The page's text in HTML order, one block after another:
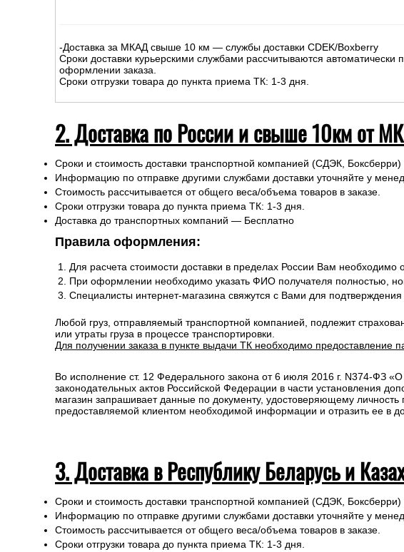
-Доставка за МКАД свыше 10 км — службы доставки CDEK/Boxberry
Сроки доставки курьерскими службами рассчитываются автоматически
оформлении заказа.
Сроки отгрузки товара до пункта приема ТК: 1-3 дня.
2. Доставка по России и свыше 10км от
Сроки и стоимость доставки транспортной компанией (СДЭК,
Информацию по отправке другими службами доставки уточняйте у
Стоимость рассчитывается от общего веса/объема товаров в заказе.
Сроки отгрузки товара до пункта приема ТК: 1-3 дня.
Доставка до транспортных компаний — Бесплатно
Правила оформления:
Для расчета стоимости доставки в пределах России Вам
При оформлении необходимо указать ФИО получателя полностью,
Специалисты интернет-магазина свяжутся с Вами для
Любой груз, отправляемый транспортной компанией, подлежит
или утраты груза в процессе транспортировки.
Для получении заказа в пункте выдачи ТК необходимо предоставление
Во исполнение ст. 12 Федерального закона от 6 июля 2016 г. N374-ФЗ
законодательных актов Российской Федерации в части установления
магазин запрашивает данные по документу, удостоверяющему личность
предоставляемой клиентом необходимой информации и отразить ее в
3. Доставка в Республику Беларусь и
Сроки и стоимость доставки транспортной компанией (СДЭК,
Информацию по отправке другими службами доставки уточняйте у
Стоимость рассчитывается от общего веса/объема товаров в заказе.
Сроки отгрузки товара до пункта приема ТК: 1-3 дня.